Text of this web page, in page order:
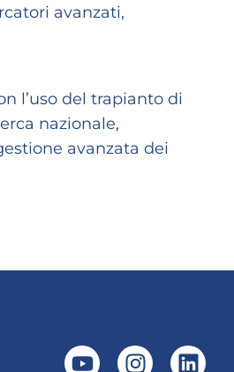
avanzati,
l’uso del trapianto di
nazionale,
avanzata dei